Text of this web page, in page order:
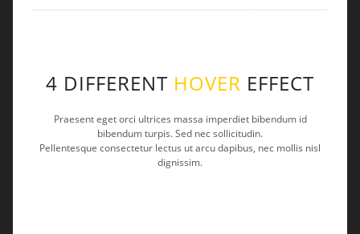
4 DIFFERENT HOVER EFFECT
Praesent eget orci ultrices massa imperdiet bibendum id
bibendum turpis. Sed nec sollicitudin.
Pellentesque consectetur lectus ut arcu dapibus, nec mollis nisl
dignissim.